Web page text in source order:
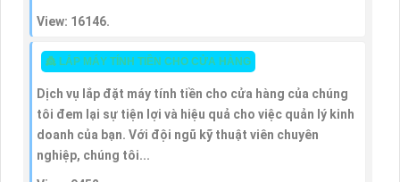
View: 16146.
👸 LẮP MÁY TÍNH TIỀN CHO CỬA HÀNG
Dịch vụ lắp đặt máy tính tiền cho cửa hàng của chúng
tôi đem lại sự tiện lợi và hiệu quả cho việc quản lý kinh
doanh của bạn. Với đội ngũ kỹ thuật viên chuyên
nghiệp, chúng tôi...